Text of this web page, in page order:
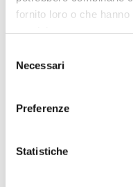
fornito loro o che
delNecessari
Preferenze
Statistiche